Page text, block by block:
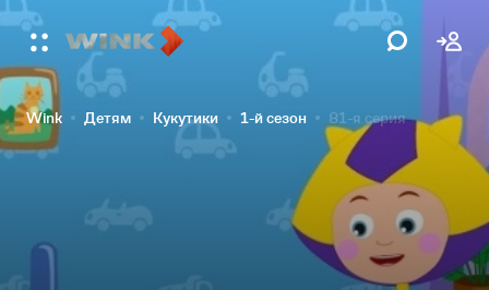
Wink Детям Кукутики 1-й сезон 81-я серия